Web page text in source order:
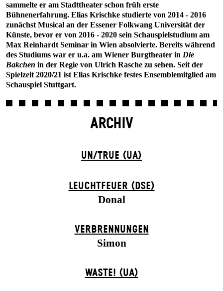
sammelte er am Stadttheater schon früh erste
Bühnenerfahrung. Elias Krischke studierte von 2014 - 2016
zunächst Musical an der Essener Folkwang Universität der
Künste, bevor er von 2016 - 2020 sein Schauspielstudium am
Max Reinhardt Seminar in Wien absolvierte. Bereits während
des Studiums war er u.a. am Wiener Burgtheater in Die
Bakchen in der Regie von Ulrich Rasche zu sehen. Seit der
Spielzeit 2020/21 ist Elias Krischke festes Ensemblemitglied am
Schauspiel Stuttgart.
ARCHIV
UN/TRUE (UA)
LEUCHTFEUER (DSE)
Donal
VERBRENNUNGEN
Simon
WASTE! (UA)